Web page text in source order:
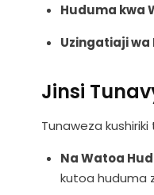
Huduma kwa
Uzingatiaji wa
Jinsi
Tunaweza
Na Watoa
kutoa huduma